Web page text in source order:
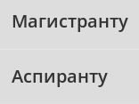
Магистранту
Аспиранту